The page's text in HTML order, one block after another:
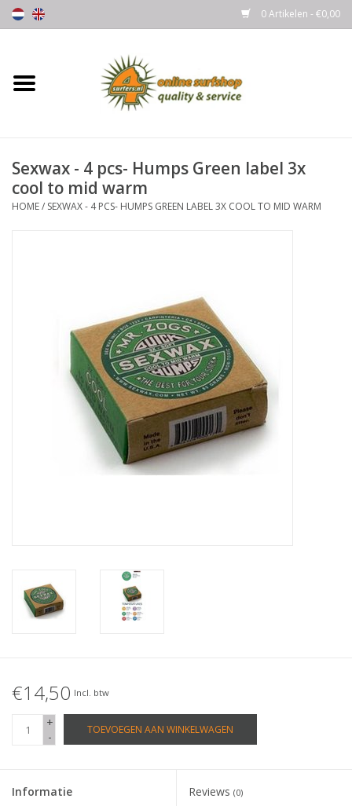
0 Artikelen - €0,00
Home
Wetsuits
Gloves, Caps & Boots
Lycra's & UV protection
Sexwax - 4 pcs- Humps Green label 3x
cool to mid warm
HOME/ SEXWAX - 4 PCS- HUMPS GREEN LABEL 3X COOL TO MID WARM
€14,50 Incl. btw
+
-
TOEVOEGEN AAN WINKELWAGEN
Informatie Reviews (0)